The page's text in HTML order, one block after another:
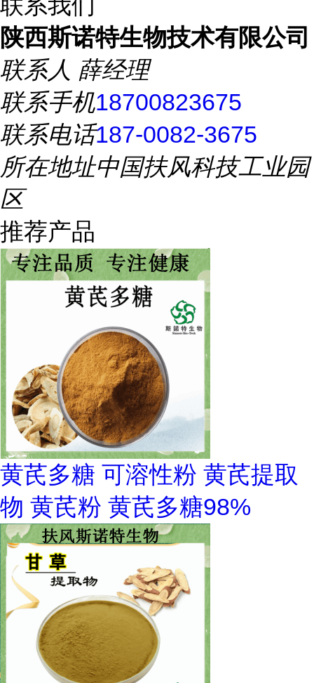
陕西斯诺特生物技术有限公司
联系人 薛经理
联系手机18700823675
联系电话187-0082-3675
所在地址中国扶风科技工业园
区
推荐产品
黄芪多糖 可溶性粉 黄芪提取
物 黄芪粉 黄芪多糖98%